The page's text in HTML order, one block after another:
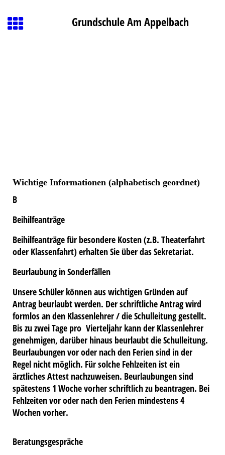
Grundschule Am Appelbach
Wichtige Informationen (alphabetisch geordnet)
B
Beihilfeanträge
Beihilfeanträge für besondere Kosten (z.B. Theaterfahrt
oder Klassenfahrt) erhalten Sie über das Sekretariat.
Beurlaubung in Sonderfällen
Unsere Schüler können aus wichtigen Gründen auf
Antrag beurlaubt werden. Der schriftliche Antrag wird
formlos an den Klassenlehrer / die Schulleitung gestellt.
Bis zu zwei Tage pro Vierteljahr kann der Klassenlehrer
genehmigen, darüber hinaus beurlaubt die Schulleitung.
Beurlaubungen vor oder nach den Ferien sind in der
Regel nicht möglich. Für solche Fehlzeiten ist ein
ärztliches Attest nachzuweisen. Beurlaubungen sind
spätestens 1 Woche vorher schriftlich zu beantragen. Bei
Fehlzeiten vor oder nach den Ferien mindestens 4
Wochen vorher.
Beratungsgespräche